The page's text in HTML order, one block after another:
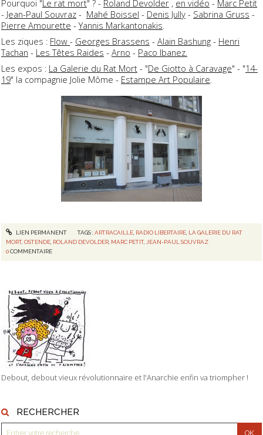
Debout, debout vieux révolutionnaire et l'Anarchie enfin va triompher !
RECHERCHER
Pourquoi " Le rat mort" ? - Roland Devolder , en vidéo - Marc Petit
- Jean-Paul Souvraz - Mahé Boissel - Denis Jully - Sabrina Gruss -
Pierre Amourette -Yannis Markantonakis
Les ziques : Flow - Georges Brassens - Alain Bashung - Henri
Tachan - Les Têtes Raides - Arno - Paco Ibanez.
Les expos : La Galerie du Rat Mort - "De Giotto à Caravage" - "14-
19" la compagnie Jolie Môme - Estampe Art Populaire
LIEN PERMANENT TAGS :ARTRACAILLE, RADIO LIBERTAIRE, LA GALERIE DU RAT
MORT,OSTENDE ROLAND DEVOLDER MARC PETIT, JEAN-PAUL SOUVRAZ
0COMMENTAIRE